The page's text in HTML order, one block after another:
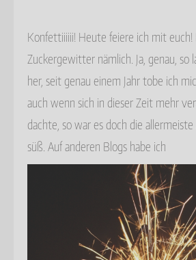
Konfettiiiiii! Heute feiere ich mit euch!
Zuckergewitter nämlich. Ja, genau, so
her, seit genau einem Jahr tobe ich
auch wenn sich in dieser Zeit mehr
dachte, so war es doch die
süß. Auf anderen Blogs habe ich